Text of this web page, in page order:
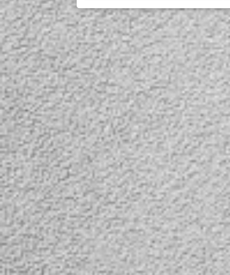
уведомления на
телефон, 2х
сторонний звук,
модель B8D-JZ-
4G+WIFI-5.0MP-5Х
В наличии
Предлагаем уличные
беспроводные 4G камеры
с поворотным
механизмом.